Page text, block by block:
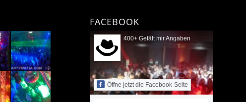
FACEBOOK
400+ Gefält mir Angaben
Öffne jetzt die Facebook-Seite